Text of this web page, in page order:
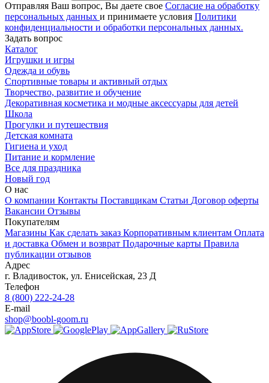
Отправляя Ваш вопрос, Вы даете свое Согласие на обработку
персональных данных и принимаете условия Политики
конфиденциальности и обработки персональных данных.
Задать вопрос
Каталог
Игрушки и игры
Одежда и обувь
Спортивные товары и активный отдых
Творчество, развитие и обучение
Декоративная косметика и модные аксессуары для детей
Школа
Прогулки и путешествия
Детская комната
Гигиена и уход
Питание и кормление
Все для праздника
Новый год
О нас
О компании Контакты Поставщикам Статьи Договор оферты
Вакансии Отзывы
Покупателям
Магазины Как сделать заказ Корпоративным клиентам Оплата
и доставка Обмен и возврат Подарочные карты Правила
публикации отзывов
Адрес
г. Владивосток, ул. Енисейская, 23 Д
Телефон
8 (800) 222-24-28
E-mail
shop@boobl-goom.ru